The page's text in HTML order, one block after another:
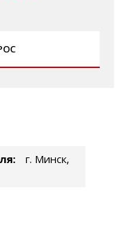
г. Минск,